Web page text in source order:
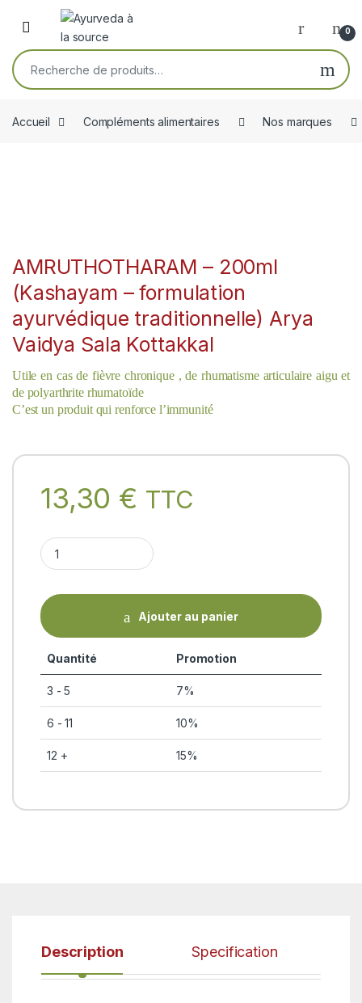
Skip to navigation
Skip to content
Open 0
Recherche pour :
Accueil Compléments alimentaires Nos marques
AMRUTHOTHARAM – 200ml
(Kashayam – formulation
ayurvédique traditionnelle) Arya
Vaidya Sala Kottakkal
Utile en cas de fièvre chronique , de rhumatisme articulaire aigu et
de polyarthrite rhumatoïde
C’est un produit qui renforce l’immunité
13,30 € TTC
AMRUTHOTHARAM - 200ml (Kashayam - formulation
Ajouter au panier
Quantité Promotion
3 - 5 7%
6 - 11 10%
12 + 15%
Description Specification